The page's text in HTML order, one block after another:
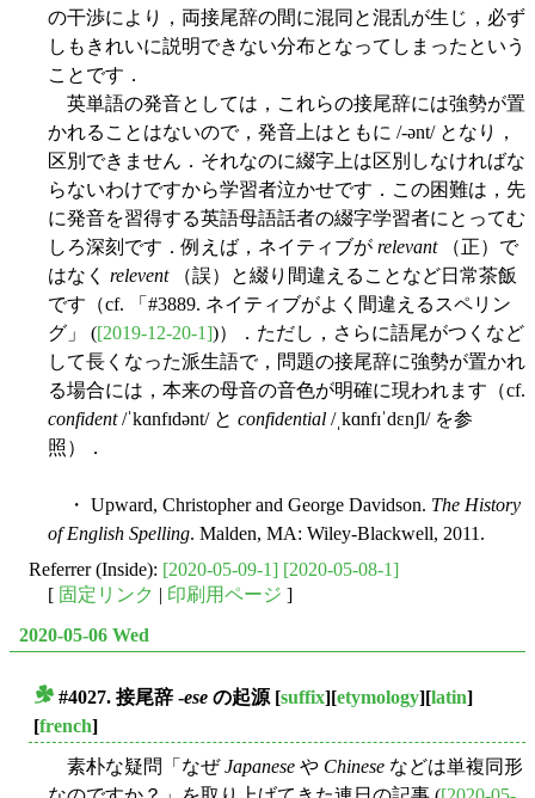
の干渉により，両接尾辞の間に混同と混乱が生じ，必ず
しもきれいに説明できない分布となってしまったという
ことです．
英単語の発音としては，これらの接尾辞には強勢が置
かれることはないので，発音上はともに /-ənt/ となり，
区別できません．それなのに綴字上は区別しなければな
らないわけですから学習者泣かせです．この困難は，先
に発音を習得する英語母語話者の綴字学習者にとってむ
しろ深刻です．例えば，ネイティブが relevant（正）で
はなく relevent（誤）と綴り間違えることなど日常茶飯
です（cf. 「#3889. ネイティブがよく間違えるスペリン
グ」 ([2019-12-20-1])）．ただし，さらに語尾がつくなど
して長くなった派生語で，問題の接尾辞に強勢が置かれ
る場合には，本来の母音の音色が明確に現われます（cf.
confident/ˈkɑnfɪdənt/ と confidential /ˌkɑnfɪˈdɛnʃl/ を参
照）．
・ Upward, Christopher and George Davidson. The History
of English Spelling. Malden, MA: Wiley-Blackwell, 2011.
Referrer (Inside): [2020-05-09-1] [2020-05-08-1]
[ 固定リンク | 印刷用ページ ]
2020-05-06 Wed
#4027. 接尾辞 -ese の起源 [suffix][etymology][latin]
[french]
素朴な疑問「なぜJapanese や Chinese などは単複同形